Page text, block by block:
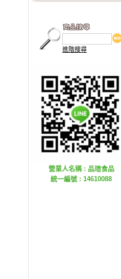
進階搜尋
營業人名稱 : 品瑄食品
統一編號 : 14610088